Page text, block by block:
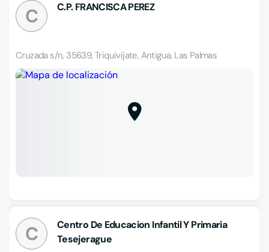
C C.P. FRANCISCA PEREZ
Cruzada s/n, 35639, Triquivijate, Antigua, Las Palmas
C
Centro De Educacion Infantil Y Primaria
Tesejerague